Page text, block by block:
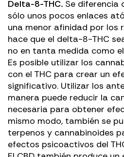
Delta-8-THC. Se diferencia
sólo unos pocos enlaces
una menor afinidad por los
hace que el delta-8-THC
no en tanta medida como
Es posible utilizar los
con el THC para crear un
significativo. Utilizar los
manera puede reducir la
necesaria para obtener
mismo modo, también se
terpenos y cannabinoides
efectos psicoactivos del